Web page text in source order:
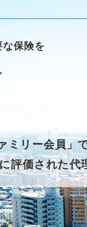
保険を
ミリー会員」
評価された代